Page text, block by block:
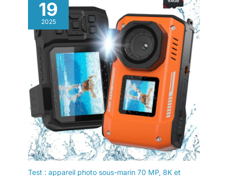
19
2025
Test : appareil photo sous-marin 70 MP, 8K et